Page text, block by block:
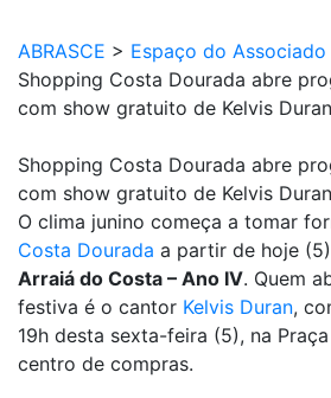
ABRASCE > Espaço do Associado
Shopping Costa Dourada abre
com show gratuito de Kelvis Duran
Shopping Costa Dourada abre
com show gratuito de Kelvis Duran
O clima junino começa a tomar
Costa Dourada a partir de hoje
Arraiá do Costa – Ano IV. Quem
festiva é o cantor Kelvis Duran,
19h desta sexta-feira (5), na
centro de compras.